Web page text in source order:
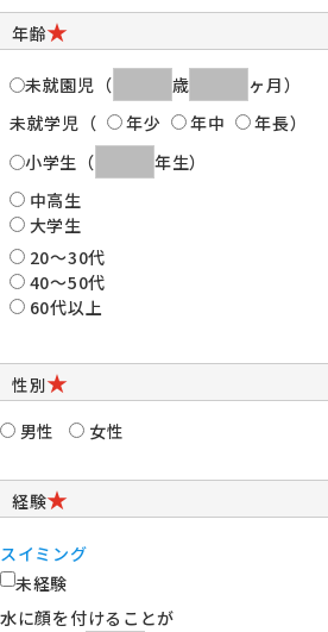
年齢★
未就園児 （ 歳
ヶ月）
未就学児（
年少 年中 年長）
小学生 （
年生）
中高生
大学生
20～30代
40～50代
60代以上
性別★
男性 女性
経験★
スイミング
未経験
水に顔を付けることが